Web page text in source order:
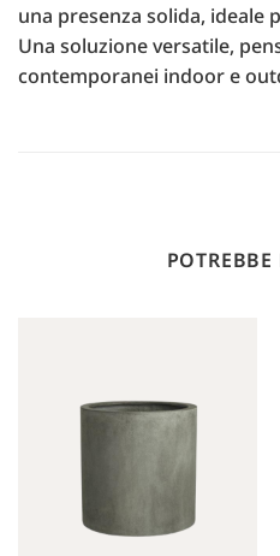
una presenza solida,
Una soluzione versatile,
contemporanei indoor e